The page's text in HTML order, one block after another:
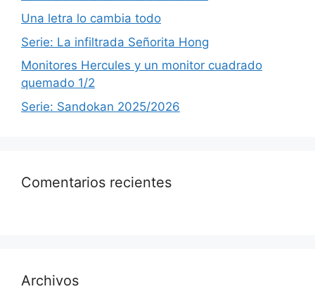
Una letra lo cambia todo
Serie: La infiltrada Señorita Hong
Monitores Hercules y un monitor cuadrado
quemado 1/2
Serie: Sandokan 2025/2026
Comentarios recientes
Archivos